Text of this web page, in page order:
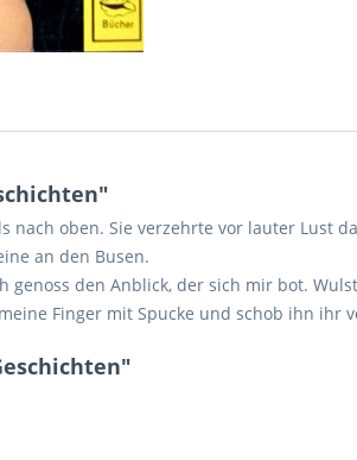
nach oben. Sie verzehrte vor lauter Lust
an den Busen.
genoss den Anblick, der sich mir bot.
Finger mit Spucke und schob ihn